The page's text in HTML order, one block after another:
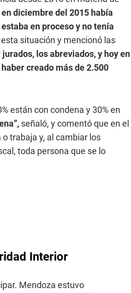
diciembre del 2015 había
en proceso y no tenía
situación y mencionó las
los abreviados, y hoy en
creado más de 2.500
están con condena y 30% en
señaló, y comentó que en el
trabaja y, al cambiar los
toda persona que se lo
Interior
Mendoza estuvo